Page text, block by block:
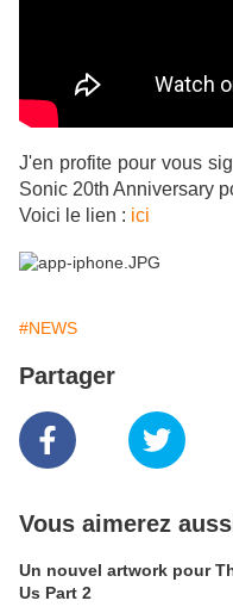
J'en profite pour vous
Sonic 20th Anniversary
Voici le lien : ici
#NEWS
Partager
Vous aimerez
Un nouvel artwork pour
Us Part 2